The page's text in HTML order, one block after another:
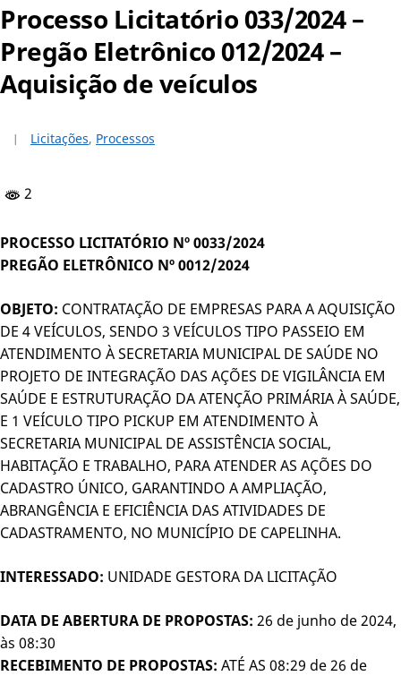
Processo Licitatório 033/2024 –
Pregão Eletrônico 012/2024 –
Aquisição de veículos
Licitações, Processos
2
PROCESSO LICITATÓRIO Nº 0033/2024
PREGÃO ELETRÔNICO Nº 0012/2024
OBJETO: CONTRATAÇÃO DE EMPRESAS PARA A AQUISIÇÃO
DE 4 VEÍCULOS, SENDO 3 VEÍCULOS TIPO PASSEIO EM
ATENDIMENTO À SECRETARIA MUNICIPAL DE SAÚDE NO
PROJETO DE INTEGRAÇÃO DAS AÇÕES DE VIGILÂNCIA EM
SAÚDE E ESTRUTURAÇÃO DA ATENÇÃO PRIMÁRIA À SAÚDE,
E 1 VEÍCULO TIPO PICKUP EM ATENDIMENTO À
SECRETARIA MUNICIPAL DE ASSISTÊNCIA SOCIAL,
HABITAÇÃO E TRABALHO, PARA ATENDER AS AÇÕES DO
CADASTRO ÚNICO, GARANTINDO A AMPLIAÇÃO,
ABRANGÊNCIA E EFICIÊNCIA DAS ATIVIDADES DE
CADASTRAMENTO, NO MUNICÍPIO DE CAPELINHA.
INTERESSADO: UNIDADE GESTORA DA LICITAÇÃO
DATA DE ABERTURA DE PROPOSTAS: 26 de junho de 2024,
às 08:30
RECEBIMENTO DE PROPOSTAS: ATÉ AS 08:29 de 26 de